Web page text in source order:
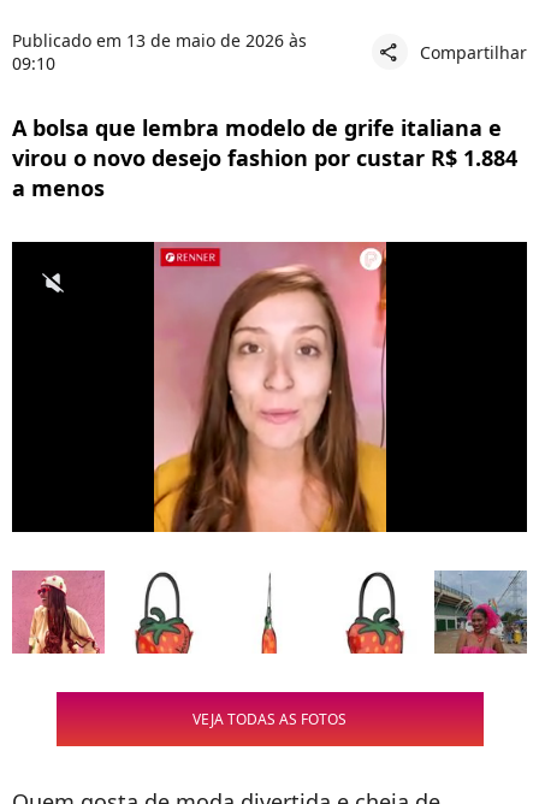
Publicado em 13 de maio de 2026 às
09:10
share Compartilhar
A bolsa que lembra modelo de grife italiana e
virou o novo desejo fashion por custar R$ 1.884
a menos
VEJA TODAS AS FOTOS